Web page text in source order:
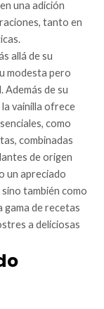
una adición
tanto en
allá de su
modesta pero
de su
vainilla ofrece
como
combinadas
de origen
un apreciado
también como
gama de recetas
a deliciosas